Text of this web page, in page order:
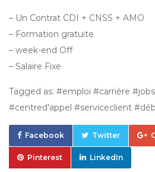
– Un Contrat CDI + CNSS + AMO
– Formation gratuite
– week-end Off
– Salaire Fixe
Tagged as: #emploi #carrière
#centred'appel #serviceclient
Facebook Twitter
Pinterest LinkedIn